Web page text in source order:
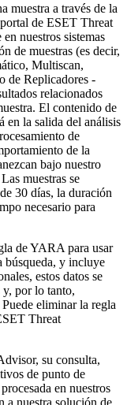
muestra a través de la
de ESET Threat
nuestros sistemas
de muestras (es decir,
Multiscan,
de Replicadores -
relacionados
El contenido de
en la salida del análisis
de
de la
bajo nuestro
muestras se
30 días, la duración
necesario para
de YARA para usar
búsqueda, y incluye
estos datos se
y, por lo tanto,
eliminar la regla
Threat
su consulta,
de punto de
en nuestros
a nuestra solución de